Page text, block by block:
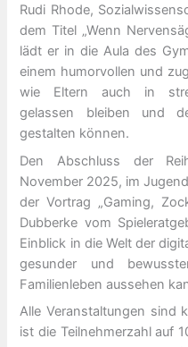
Rudi Rhode,
dem Titel „Wenn
lädt er in die Aula des
einem humorvollen und
wie Eltern auch in
gelassen bleiben und
gestalten können.
Den Abschluss der
November 2025, im
der Vortrag „Gaming,
Dubberke vom
Einblick in die Welt der
gesunder und
Familienleben aussehen
Alle Veranstaltungen sind
ist die Teilnehmerzahl auf